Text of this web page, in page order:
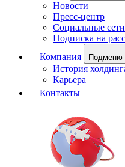
Новости
Пресс-центр
Социальные сети
Подписка на
Компания
Подменю
История
Карьера
Контакты